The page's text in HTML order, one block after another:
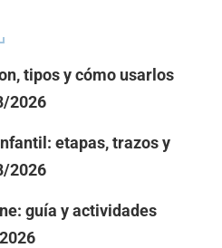
tipos y cómo usarlos
2026
etapas, trazos y
2026
guía y actividades